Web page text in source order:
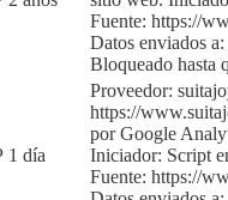
Fuente: https://
Datos enviados a:
Bloqueado hasta
1 día
Proveedor:
https://
por Google
Iniciador: Script
Fuente: https://